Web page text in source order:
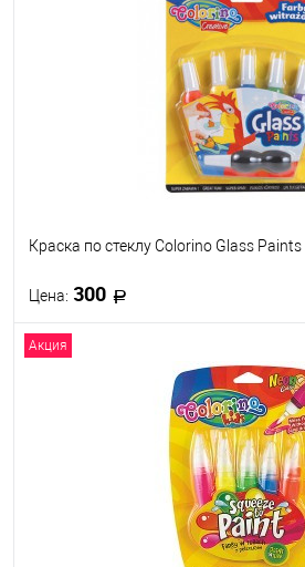
Краска по стеклу Colorino Glass
Цена: 300
В
Акция